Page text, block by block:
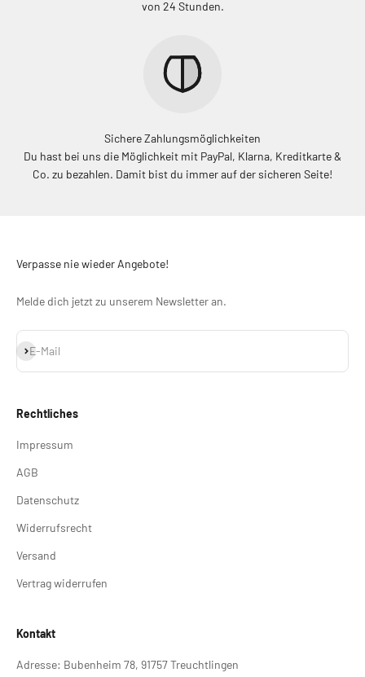
von 24 Stunden.
Sichere Zahlungsmöglichkeiten
Du hast bei uns die Möglichkeit mit PayPal, Klarna, Kreditkarte &
Co. zu bezahlen. Damit bist du immer auf der sicheren Seite!
Verpasse nie wieder Angebote!
Melde dich jetzt zu unserem Newsletter an.
E-Mail
Abonnieren
Rechtliches
Impressum
AGB
Datenschutz
Widerrufsrecht
Versand
Vertrag widerrufen
Kontakt
Adresse: Bubenheim 78, 91757 Treuchtlingen